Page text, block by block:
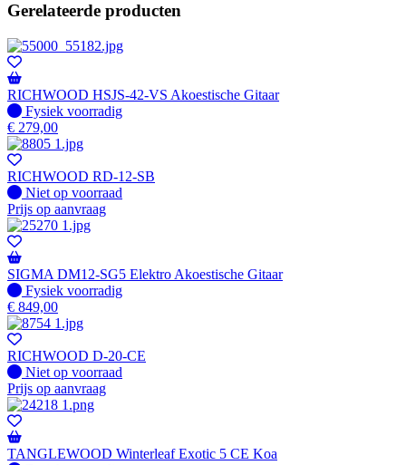
Gerelateerde producten
RICHWOOD HSJS-42-VS Akoestische Gitaar
Fysiek voorradig
Fysiek voorradig
€ 279,00
RICHWOOD RD-12-SB
Fysiek voorradig
Niet op voorraad
Prijs op aanvraag
SIGMA DM12-SG5 Elektro Akoestische Gitaar
Fysiek voorradig
Fysiek voorradig
€ 849,00
RICHWOOD D-20-CE
Fysiek voorradig
Niet op voorraad
Prijs op aanvraag
TANGLEWOOD Winterleaf Exotic 5 CE Koa